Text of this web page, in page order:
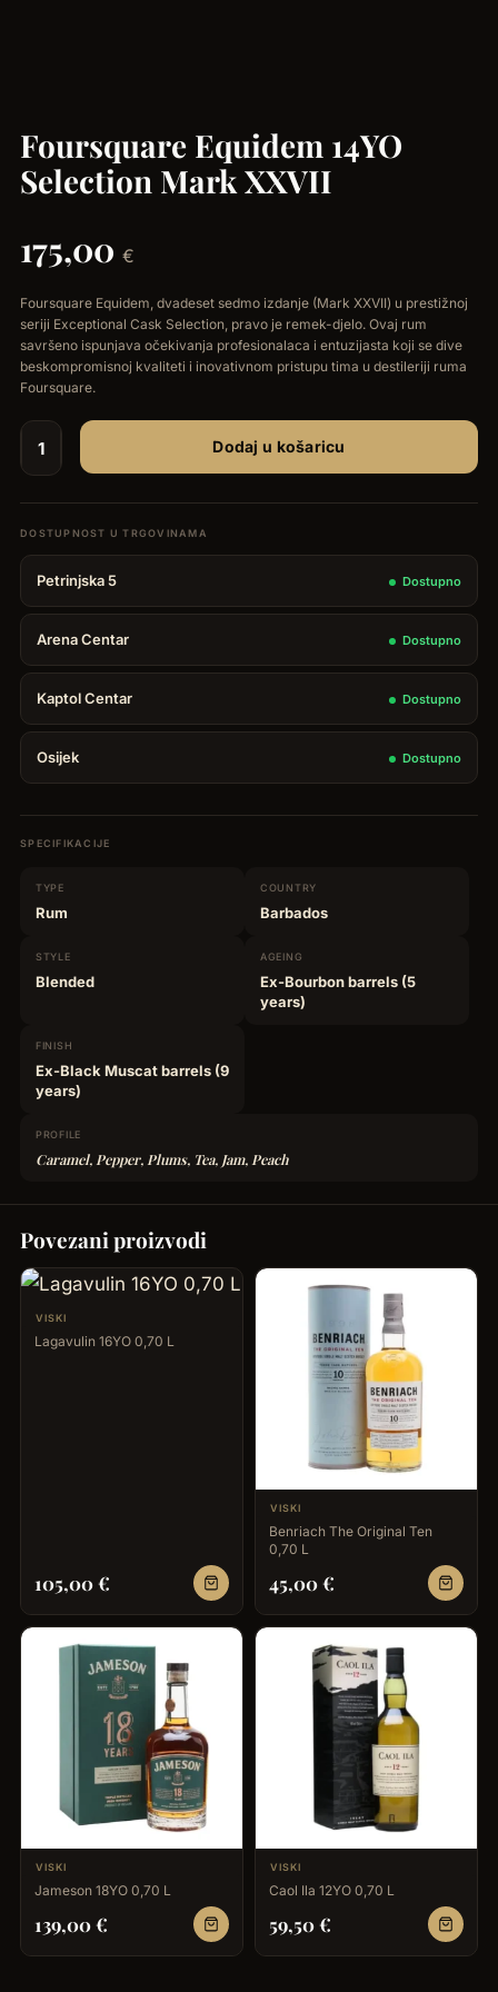
Foursquare Equidem 14YO
Selection Mark XXVII
175,00 €
Foursquare Equidem, dvadeset sedmo izdanje (Mark XXVII) u prestižnoj
seriji Exceptional Cask Selection, pravo je remek-djelo. Ovaj rum
savršeno ispunjava očekivanja profesionalaca i entuzijasta koji se dive
beskompromisnoj kvaliteti i inovativnom pristupu tima u destileriji ruma
Foursquare.
Foursquare
14YO
Selection
Mark
XXVII
količina
Dodaj u košaricu
Petrinjska 5 Dostupno
Arena Centar Dostupno
Kaptol Centar Dostupno
Osijek Dostupno
SPECIFIKACIJE
TYPE
Rum
COUNTRY
Barbados
STYLE
Blended
AGEING
Ex-Bourbon barrels (5
years)
FINISH
Ex-Black Muscat barrels (9
years)
PROFILE
Caramel, Pepper, Plums, Tea, Jam, Peach
Povezani proizvodi
VISKI
Lagavulin 16YO 0,70 L
105,00€
VISKI
Benriach The Original Ten
0,70 L
45,00€
VISKI
Jameson 18YO 0,70 L
139,00€
VISKI
Caol Ila 12YO 0,70 L
59,50€